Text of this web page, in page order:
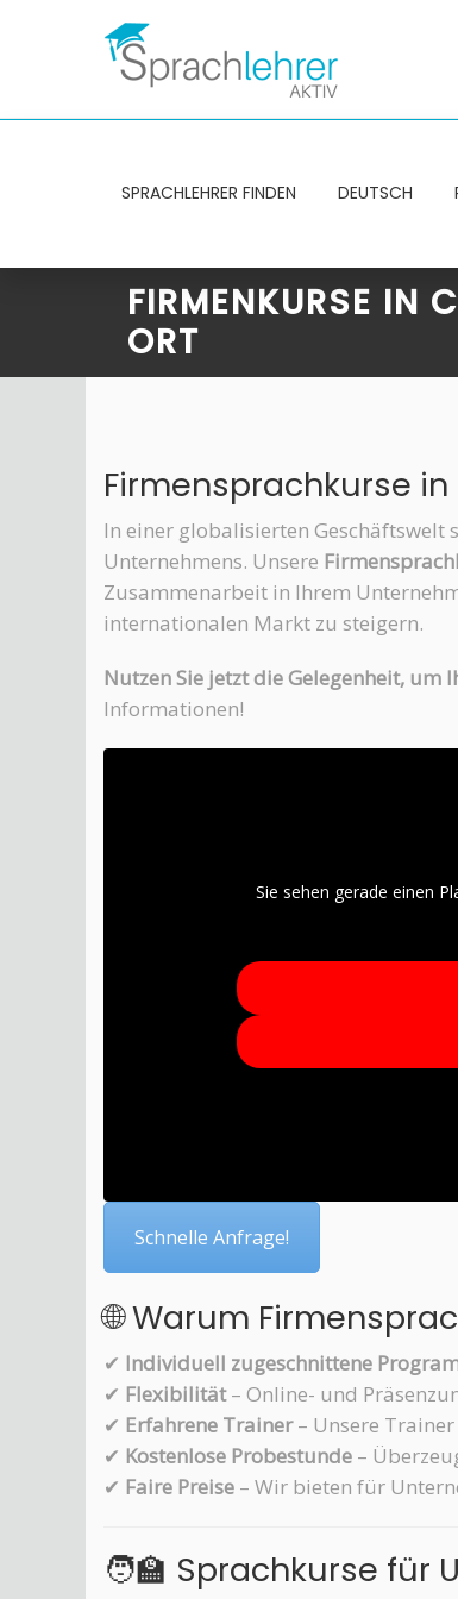
SPRACHLEHRER FINDEN DEUTSCH
FIRMENKURSE IN
ORT
Firmensprachkurse
In einer globalisierten Geschäftswelt
Unternehmens. Unsere
Zusammenarbeit in Ihrem
internationalen Markt zu steigern.
Nutzen Sie jetzt die Gelegenheit,
Informationen!
Sie sehen gerade einen
Schnelle Anfrage!
🌐 Warum
✔ Individuell zugeschnittene
✔ Flexibilität– Online- und
✔ Erfahrene Trainer– Unsere
✔ Kostenlose Probestunde –
✔ Faire Preise – Wir bieten für
🧑‍🏫 Sprachkurse für